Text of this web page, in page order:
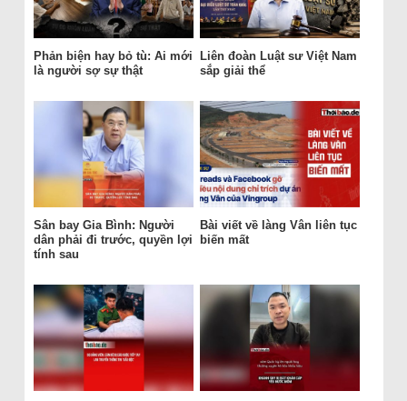
Phản biện hay bỏ tù: Ai mới
là người sợ sự thật
Liên đoàn Luật sư Việt Nam
sắp giải thể
Sân bay Gia Bình: Người
dân phải đi trước, quyền lợi
tính sau
Bài viết về làng Vân liên tục
biến mất